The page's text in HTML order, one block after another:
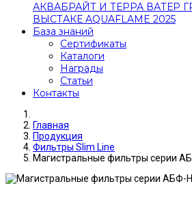
АКВАБРАЙТ И ТЕРРА ВАТЕР
ВЫСТАКЕ AQUAFLAME 2025
База знаний
Сертификаты
Каталоги
Награды
Статьи
Контакты
Главная
Продукция
Фильтры Slim Line
Магистральные фильтры серии